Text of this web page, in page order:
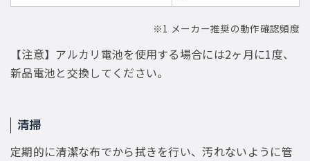
※1 メーカー推奨の動作確認頻度
【注意】アルカリ電池を使用する場合には2ヶ月に1度、
新品電池と交換してください。
清掃
定期的に清潔な布でから拭きを行い、汚れないように管